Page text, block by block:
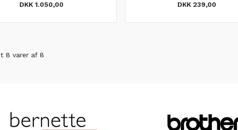
DKK 1.050,00 DKK 239,00
8 varer af 8